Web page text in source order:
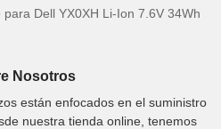
Dell YX0XH Li-Ion 7.6V 34Wh
Nosotros
están enfocados en el suministro
nuestra tienda online, tenemos